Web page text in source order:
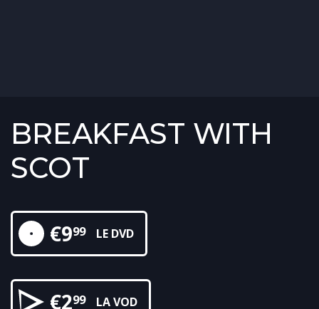
BREAKFAST WITH
SCOT
€999 LE DVD
€299 LA VOD